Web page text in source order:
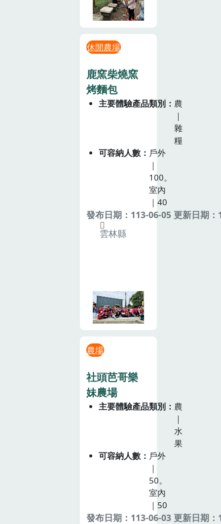
休閒農場
鹿窯柴燒窯
烤麵包
主要體驗產品類別
農
｜
雜
糧
可容納人數
戶外
｜
100。
室內
｜40
發布日期：113-06-05 更新日期
雲林縣
農場
社頭芭哥樂
妹農場
主要體驗產品類別
農
｜
水
果
可容納人數
戶外
｜
50。
室內
｜50
發布日期：113-06-03 更新日期